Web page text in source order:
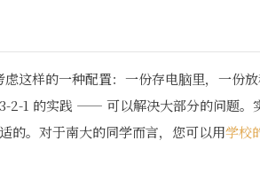
这样的一种配置：一份存电脑里，一份
2-1 的实践 —— 可以解决大部分的问题。
的。对于南大的同学而言，您可以用学校